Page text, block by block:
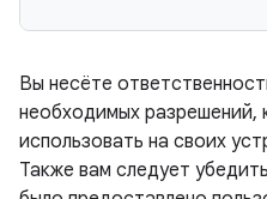
Вы несёте
необходимых разрешений,
использовать на своих
Также вам следует